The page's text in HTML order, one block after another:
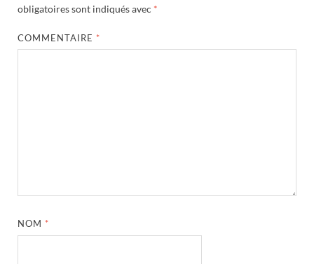
obligatoires sont indiqués avec *
COMMENTAIRE *
NOM *